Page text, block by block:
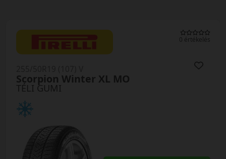
0 értékelés
TÉLI GUMI
Scorpion Winter XL MO